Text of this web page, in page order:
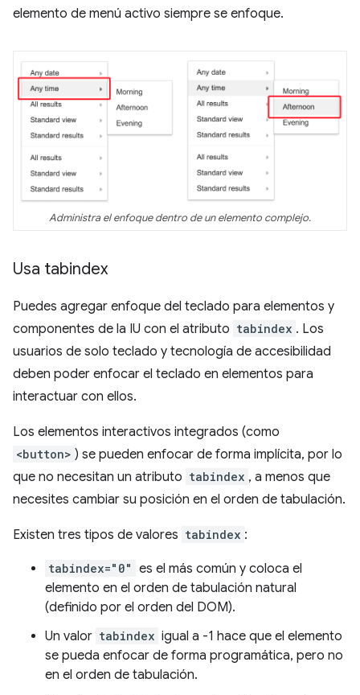
elemento de menú activo siempre se enfoque.
Administra el enfoque dentro de un elemento complejo.
Usa tabindex
Puedes agregar enfoque del teclado para elementos y
componentes de la IU con el atributo tabindex . Los
usuarios de solo teclado y tecnología de accesibilidad
deben poder enfocar el teclado en elementos para
interactuar con ellos.
Los elementos interactivos integrados (como
<button> ) se pueden enfocar de forma implícita, por lo
que no necesitan un atributo tabindex , a menos que
necesites cambiar su posición en el orden de tabulación.
Existen tres tipos de valores tabindex :
tabindex="0" es el más común y coloca el
elemento en el orden de tabulación natural
(definido por el orden del DOM).
Un valor tabindex igual a -1 hace que el elemento
se pueda enfocar de forma programática, pero no
en el orden de tabulación.